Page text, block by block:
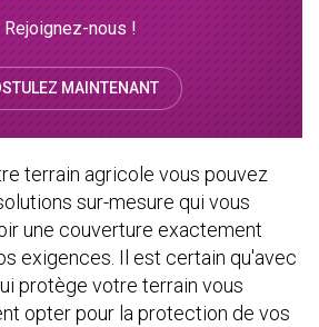
Rejoignez-nous !
MAINTENANT
terrain agricole vous pouvez
sur-mesure qui vous
une couverture exactement
exigences. Il est certain qu'avec
protège votre terrain vous
opter pour la protection de vos